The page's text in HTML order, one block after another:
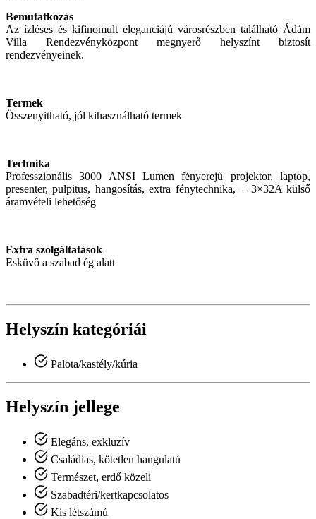
Bemutatkozás
Az ízléses és kifinomult eleganciájú városrészben található Ádám
Villa Rendezvényközpont megnyerő helyszínt biztosít
rendezvényeinek.
Termek
Összenyitható, jól kihasználható termek
Technika
Professzionális 3000 ANSI Lumen fényerejű projektor, laptop,
presenter, pulpitus, hangosítás, extra fénytechnika, + 3×32A külső
áramvételi lehetőség
Extra szolgáltatások
Esküvő a szabad ég alatt
Helyszín kategóriái
Palota/kastély/kúria
Helyszín jellege
Elegáns, exkluzív
Családias, kötetlen hangulatú
Természet, erdő közeli
Szabadtéri/kertkapcsolatos
Kis létszámú